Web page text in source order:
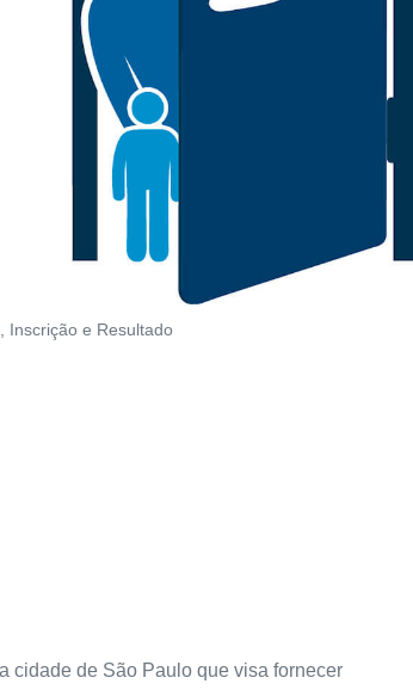
Inscrição e Resultado
cidade de São Paulo que visa fornecer